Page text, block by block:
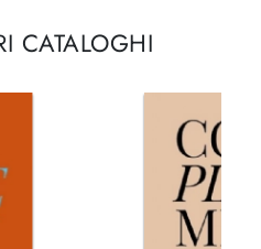
CATALOGHI